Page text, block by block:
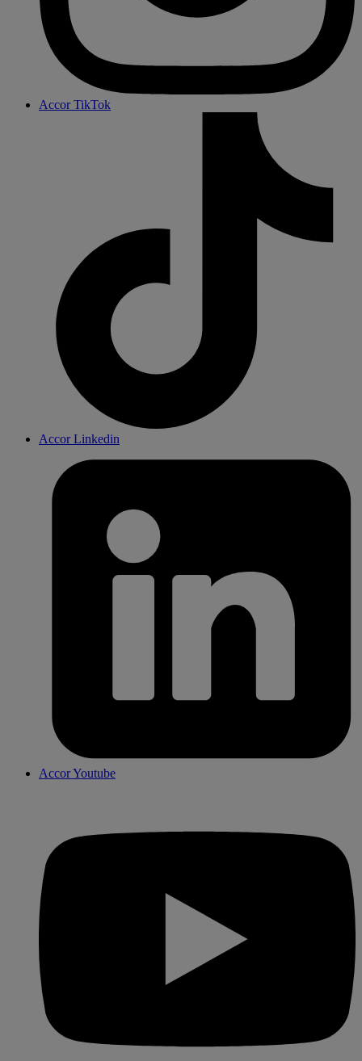
Accor TikTok
Accor Linkedin
Accor Youtube